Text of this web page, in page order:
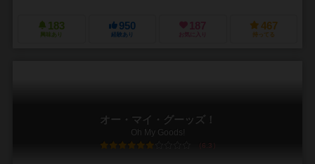
183
興味あり
950
経験あり
187
お気に入り
467
持ってる
オー・マイ・グーッズ！
Oh My Goods!
6.3